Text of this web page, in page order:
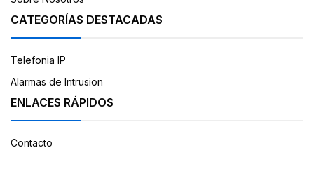
CATEGORÍAS DESTACADAS
Telefonia IP
Alarmas de Intrusion
ENLACES RÁPIDOS
Contacto